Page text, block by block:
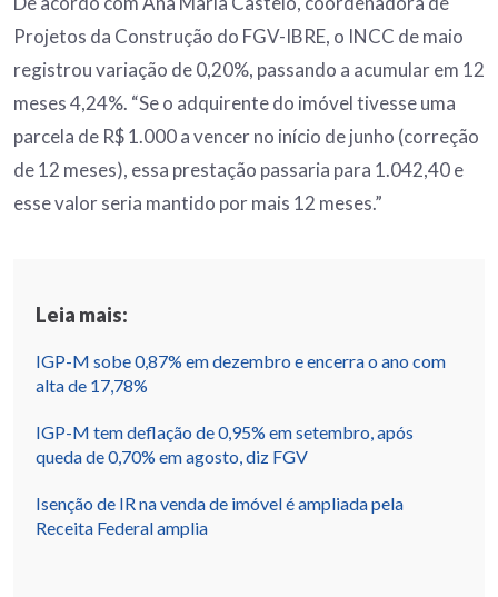
Projetos da Construção do FGV-IBRE, o INCC de maio
registrou variação de 0,20%, passando a acumular em 12
meses 4,24%. “Se o adquirente do imóvel tivesse uma
parcela de R$ 1.000 a vencer no início de junho (correção
de 12 meses), essa prestação passaria para 1.042,40 e
esse valor seria mantido por mais 12 meses.”
Leia mais:
IGP-M sobe 0,87% em dezembro e encerra o ano com
alta de 17,78%
IGP-M tem deflação de 0,95% em setembro, após
queda de 0,70% em agosto, diz FGV
Isenção de IR na venda de imóvel é ampliada pela
Receita Federal amplia